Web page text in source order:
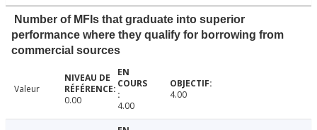
Number of MFIs that graduate into superior
performance where they qualify for borrowing from
commercial sources
Valeur
0.00
4.00
4.00